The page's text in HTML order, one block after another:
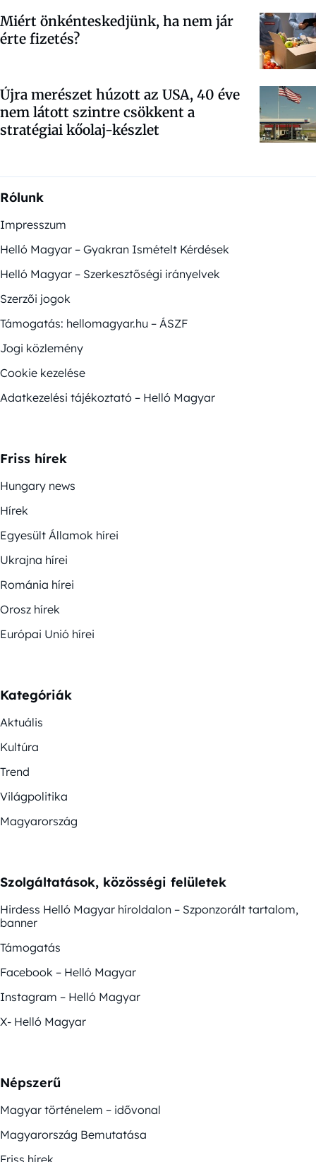
Miért önkénteskedjünk, ha nem jár
érte fizetés?
Újra merészet húzott az USA, 40 éve
nem látott szintre csökkent a
stratégiai kőolaj-készlet
Rólunk
Impresszum
Helló Magyar – Gyakran Ismételt Kérdések
Helló Magyar – Szerkesztőségi irányelvek
Szerzői jogok
Támogatás: hellomagyar.hu – ÁSZF
Jogi közlemény
Cookie kezelése
Adatkezelési tájékoztató – Helló Magyar
Friss hírek
Hungary news
Hírek
Egyesült Államok hírei
Ukrajna hírei
Románia hírei
Orosz hírek
Európai Unió hírei
Kategóriák
Aktuális
Kultúra
Trend
Világpolitika
Magyarország
Szolgáltatások, közösségi felületek
Hirdess Helló Magyar híroldalon – Szponzorált tartalom,
banner
Támogatás
Facebook – Helló Magyar
Instagram – Helló Magyar
X- Helló Magyar
Népszerű
Magyar történelem – idővonal
Magyarország Bemutatása